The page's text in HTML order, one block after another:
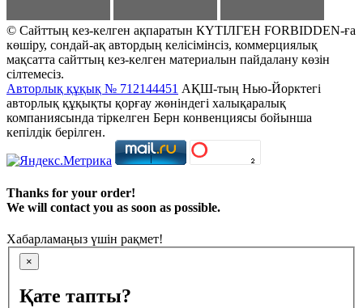
© Сайттың кез-келген ақпаратын КҮТІЛГЕН FORBIDDEN-ға
көшіру, сондай-ақ автордың келісімінсіз, коммерциялық
мақсатта сайттың кез-келген материалын пайдалану көзін
сілтемесіз.
Авторлық құқық № 712144451 АҚШ-тың Нью-Йорктегі
авторлық құқықты қорғау жөніндегі халықаралық
компаниясында тіркелген Берн конвенциясы бойынша
кепілдік берілген.
Thanks for your order!
We will contact you as soon as possible.
Хабарламаңыз үшін рақмет!
×
Қате тапты?